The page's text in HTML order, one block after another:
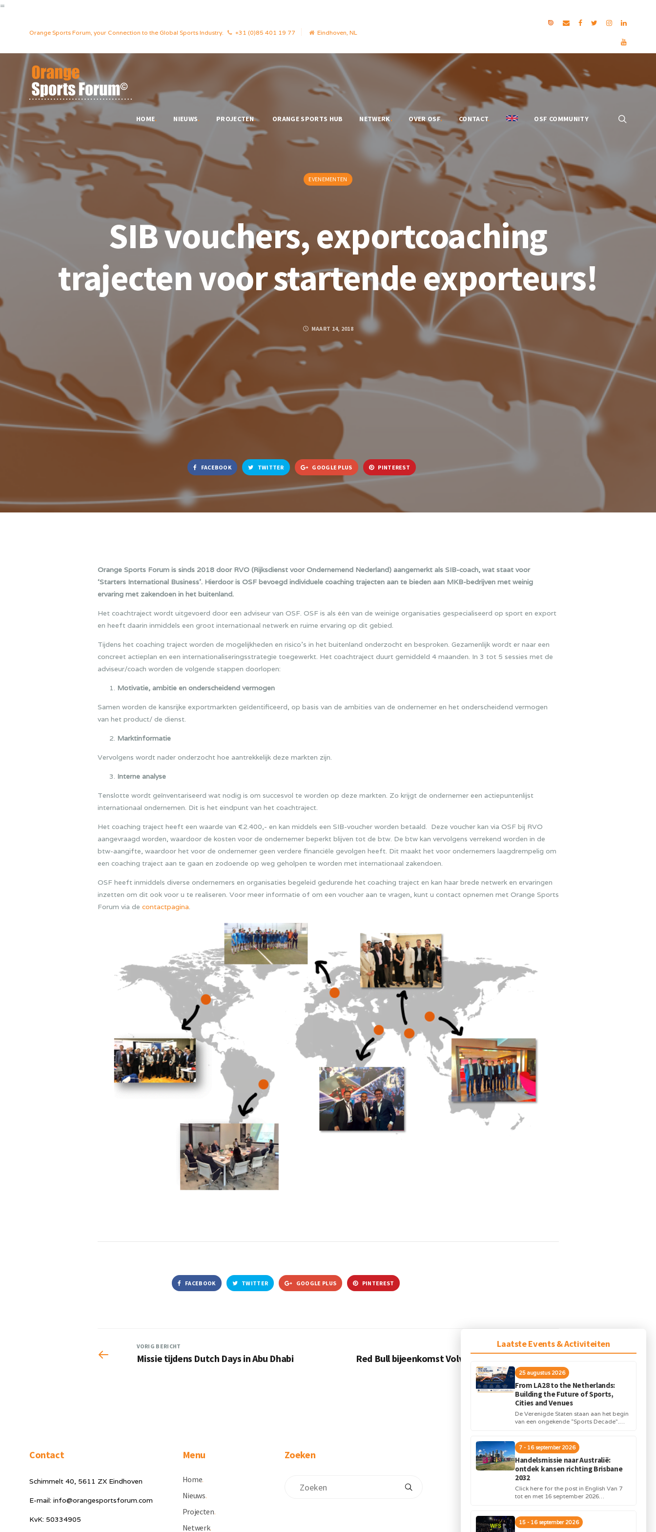
Laatste Events & Activiteiten
25 augustus 2026
From LA28 to the Netherlands:
Building the Future of Sports,
Cities and Venues
De Verenigde Staten staan aan het begin
van een ongekende “Sports Decade”.
infrastructuur...
7 - 16 september 2026
Handelsmissie naar Australië:
ontdek kansen richting Brisbane
2032
Click here for the post in English Van 7
tot en met 16 september 2026
15 - 16 september 2026
=
Orange Sports Forum, your Connection to the Global Sports Industry. +31 (0)85 401 19 77 Eindhoven, NL
HOME. NIEUWS. PROJECTEN. ORANGE SPORTS HUB NETWERK. OVER OSF. CONTACT. OSF COMMUNITY
EVENEMENTEN
SIB vouchers, exportcoaching
trajecten voor startende exporteurs!
MAART 14, 2018
FACEBOOK TWITTER GOOGLE PLUS PINTEREST
Orange Sports Forum is sinds 2018 door RVO (Rijksdienst voor Ondernemend Nederland) aangemerkt als SIB-coach, wat staat voor
‘Starters International Business’. Hierdoor is OSF bevoegd individuele coaching trajecten aan te bieden aan MKB-bedrijven met weinig
ervaring met zakendoen in het buitenland.
Het coachtraject wordt uitgevoerd door een adviseur van OSF. OSF is als één van de weinige organisaties gespecialiseerd op sport en export
en heeft daarin inmiddels een groot internationaal netwerk en ruime ervaring op dit gebied.
Tijdens het coaching traject worden de mogelijkheden en risico’s in het buitenland onderzocht en besproken. Gezamenlijk wordt er naar een
concreet actieplan en een internationaliseringsstrategie toegewerkt. Het coachtraject duurt gemiddeld 4 maanden. In 3 tot 5 sessies met de
adviseur/coach worden de volgende stappen doorlopen:
Motivatie, ambitie en onderscheidend vermogen
Samen worden de kansrijke exportmarkten geïdentificeerd, op basis van de ambities van de ondernemer en het onderscheidend vermogen
van het product/ de dienst.
Marktinformatie
Vervolgens wordt nader onderzocht hoe aantrekkelijk deze markten zijn.
Interne analyse
Tenslotte wordt geïnventariseerd wat nodig is om succesvol te worden op deze markten. Zo krijgt de ondernemer een actiepuntenlijst
internationaal ondernemen. Dit is het eindpunt van het coachtraject.
Het coaching traject heeft een waarde van €2.400,- en kan middels een SIB-voucher worden betaald. Deze voucher kan via OSF bij RVO
aangevraagd worden, waardoor de kosten voor de ondernemer beperkt blijven tot de btw. De btw kan vervolgens verrekend worden in de
btw-aangifte, waardoor het voor de ondernemer geen verdere financiële gevolgen heeft. Dit maakt het voor ondernemers laagdrempelig om
een coaching traject aan te gaan en zodoende op weg geholpen te worden met internationaal zakendoen.
OSF heeft inmiddels diverse ondernemers en organisaties begeleid gedurende het coaching traject en kan haar brede netwerk en ervaringen
inzetten om dit ook voor u te realiseren. Voor meer informatie of om een voucher aan te vragen, kunt u contact opnemen met Orange Sports
Forum via de contactpagina.
FACEBOOK TWITTER GOOGLE PLUS PINTEREST
VORIG BERICHT
Missie tijdens Dutch Days in Abu Dhabi
VOLGEND BERICHT
Red Bull bijeenkomst Volvo Ocean Race
Contact
Schimmelt 40, 5611 ZX Eindhoven
E-mail: info@orangesportsforum.com
KvK: 50334905
Menu
Home.
Nieuws.
Projecten.
Netwerk.
Zoeken